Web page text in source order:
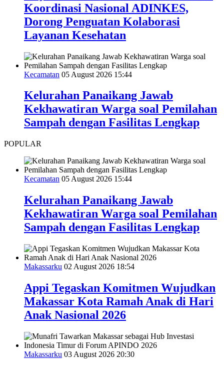
Koordinasi Nasional ADINKES,
Dorong Penguatan Kolaborasi
Layanan Kesehatan
Kecamatan 05 August 2026 15:44
Kelurahan Panaikang Jawab
Kekhawatiran Warga soal Pemilahan
Sampah dengan Fasilitas Lengkap
POPULAR
Kecamatan 05 August 2026 15:44
Kelurahan Panaikang Jawab
Kekhawatiran Warga soal Pemilahan
Sampah dengan Fasilitas Lengkap
Makassarku 02 August 2026 18:54
Appi Tegaskan Komitmen Wujudkan
Makassar Kota Ramah Anak di Hari
Anak Nasional 2026
Makassarku 03 August 2026 20:30